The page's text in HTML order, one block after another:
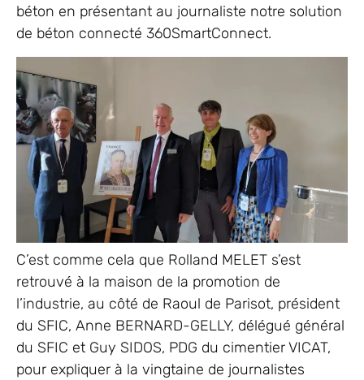
béton en présentant au journaliste notre solution
de béton connecté 360SmartConnect.
C’est comme cela que Rolland MELET s’est
retrouvé à la maison de la promotion de
l’industrie, au côté de Raoul de Parisot, président
du SFIC, Anne BERNARD-GELLY, délégué général
du SFIC et Guy SIDOS, PDG du cimentier VICAT,
pour expliquer à la vingtaine de journalistes